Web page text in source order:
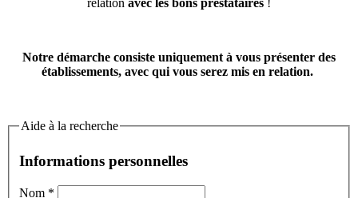
relation avec les bons prestataires !
Notre démarche consiste uniquement à vous présenter des
établissements, avec qui vous serez mis en relation.
Aide à la recherche
Informations personnelles
Nom *